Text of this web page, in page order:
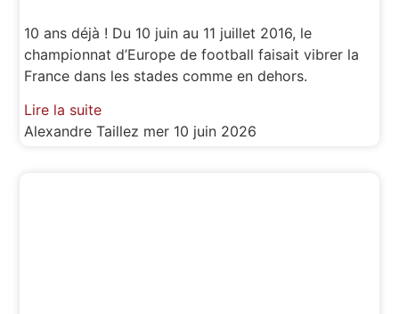
10 ans déjà ! Du 10 juin au 11 juillet 2016, le
championnat d’Europe de football faisait vibrer la
France dans les stades comme en dehors.
Lire la suite
Alexandre Taillez mer 10 juin 2026